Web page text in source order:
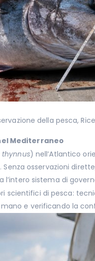
della pesca,
Mediterraneo
thynnus) nell’Atlantico
osservazioni
l’intero sistema di
scientifici di pesca:
e verificando la